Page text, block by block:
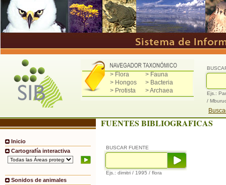
> Flora
> Fauna
> Hongos
> Bacteria
> Protista
> Archaea
Ejs.:
/
Inicio
Cartografía interactiva
Sonidos de animales
FUENTES BIBLIOGRAFICAS
BUSCAR FUENTE
Ejs.: dimitri / 1995 / flora